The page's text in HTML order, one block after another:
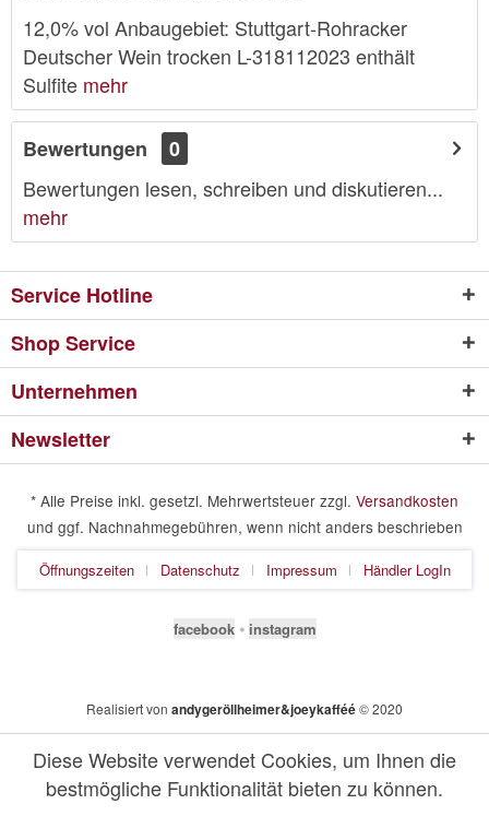
12,0% vol Anbaugebiet: Stuttgart-Rohracker
Deutscher Wein trocken L-318112023 enthält
Sulfite mehr
Bewertungen
0
Bewertungen lesen, schreiben und diskutieren...
mehr
Service Hotline
Shop Service
Unternehmen
Newsletter
* Alle Preise inkl. gesetzl. Mehrwertsteuer zzgl. Versandkosten
und ggf. Nachnahmegebühren, wenn nicht anders beschrieben
Öffnungszeiten Datenschutz Impressum Händler LogIn
facebook ⦁ instagram
Realisiert von andygeröllheimer&joeykafféé© 2020
Diese Website verwendet Cookies, um Ihnen die
bestmögliche Funktionalität bieten zu können.